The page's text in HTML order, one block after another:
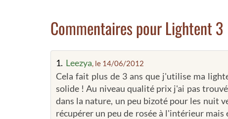
Commentaires pour Lightent 3
1. Leezya, le 14/06/2012
Cela fait plus de 3 ans que j'utilise ma
solide ! Au niveau qualité prix j'ai pas
dans la nature, un peu bizoté pour les nuit
récupérer un peu de rosée à l'intérieur